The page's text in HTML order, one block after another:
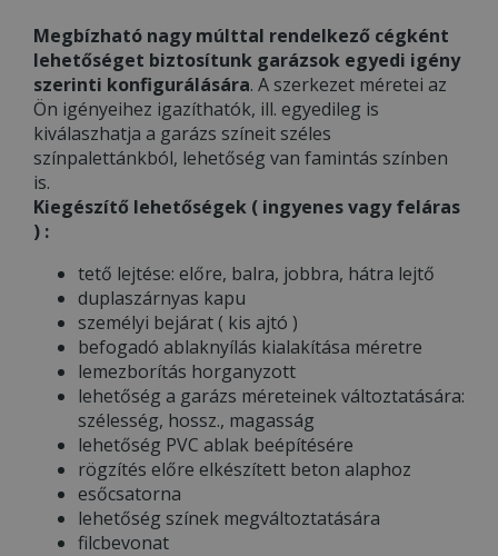
Megbízható nagy múlttal rendelkező cégként
lehetőséget biztosítunk garázsok egyedi igény
szerinti konfigurálására. A szerkezet méretei az
Ön igényeihez igazíthatók, ill. egyedileg is
kiválaszhatja a garázs színeit széles
színpalettánkból, lehetőség van famintás színben
is.
Kiegészítő lehetőségek ( ingyenes vagy feláras
) :
tető lejtése: előre, balra, jobbra, hátra lejtő
duplaszárnyas kapu
személyi bejárat ( kis ajtó )
befogadó ablaknyílás kialakítása méretre
lemezborítás horganyzott
lehetőség a garázs méreteinek változtatására:
szélesség, hossz., magasság
lehetőség PVC ablak beépítésére
rögzítés előre elkészített beton alaphoz
esőcsatorna
lehetőség színek megváltoztatására
filcbevonat